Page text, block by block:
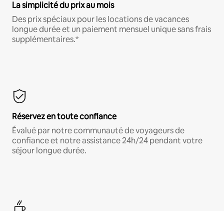
La simplicité du prix au mois
Des prix spéciaux pour les locations de vacances
longue durée et un paiement mensuel unique sans frais
supplémentaires.*
Réservez en toute confiance
Évalué par notre communauté de voyageurs de
confiance et notre assistance 24h/24 pendant votre
séjour longue durée.